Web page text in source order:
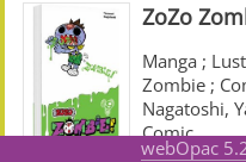
ZoZo
Manga ;
Zombie;
Nagatoshi,
Comic
2026
webOpac